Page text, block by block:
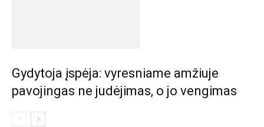
Gydytoja įspėja: vyresniame amžiuje
pavojingas ne judėjimas, o jo vengimas